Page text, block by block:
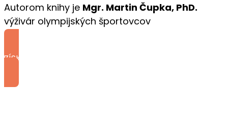
Autorom knihy je Mgr. Martin Čupka, PhD.
výživár olympijských športovcov
ZÍSKAŤ KNIHU